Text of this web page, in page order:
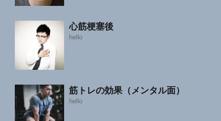
心筋梗塞後
hello
筋トレの効果（メンタル面）
hello